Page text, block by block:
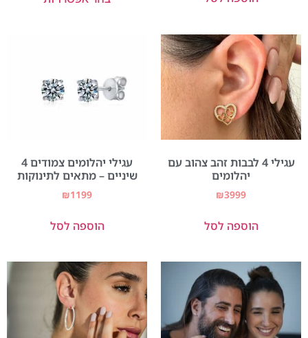
עגילי 4 לבבות זהב צהוב עם
יהלומים
₪3999
הוספה לסל
עגילי יהלומים צמודים 4
שיניים – מתאים לתינוקות
₪1199
הוספה לסל